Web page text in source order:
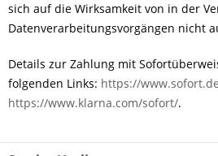
sich auf die Wirksamkeit von in der
Datenverarbeitungsvorgängen nicht
Details zur Zahlung mit
folgenden Links: https://
https://www.klarna.com/sofort/.